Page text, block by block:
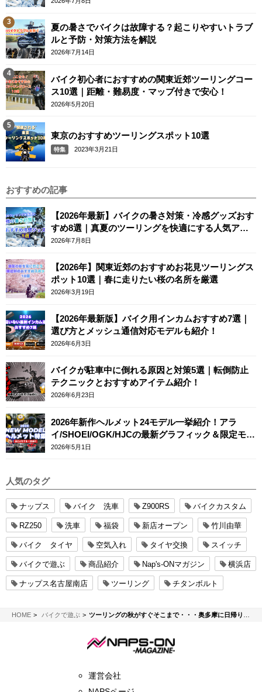
夏の暑さでバイクは故障する？起こりやすいトラブ
ルと予防・対策方法を解説
2026年7月14日
バイク初心者におすすめの関東近郊ツーリングコー
ス10選｜距離・難易度・マップ付きで安心！
2026年5月20日
東京のおすすめツーリングスポット10選
特集 2023年3月21日
おすすめの記事
【2026年最新】バイクの暑さ対策・冷感グッズおす
すめ8選｜真夏のツーリングを快適にする人気アイ
テム
2026年7月8日
【2026年】関東近郊のおすすめお花見ツーリングス
ポット10選｜春に走りたい桜の名所を厳選
2026年3月19日
【2026年最新版】バイク用インカムおすすめ7選｜
選び方とメッシュ通信対応モデルも紹介！
2026年6月3日
バイクが駐車中に倒れる原因と対策5選｜転倒防止
テクニックとおすすめアイテム紹介！
2026年6月23日
2026年新作ヘルメット24モデル一挙紹介！アラ
イ/SHOEI/OGK/HJCの最新グラフィック＆限定モデ
ルまとめ
2026年5月1日
人気のタグ
ナップス バイク 洗車 Z900RS バイクカスタム
RZ250 洗車 福袋 新店オープン 竹川由華
バイク タイヤ 空気入れ タイヤ交換 スイッチ
バイクで遊ぶ 商品紹介 Nap's-ONマガジン 横浜店
ナップス名古屋南店 ツーリング チタンボルト
HOMENAPS-ON マガジン
バイクで遊ぶ ツーリングの秋がすぐそこまで・・・奥多摩に日帰りツーリングも良いですよね。
運営会社